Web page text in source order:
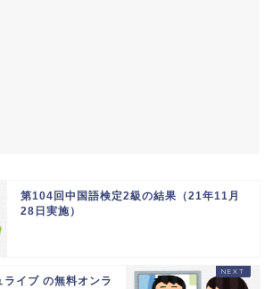
第104回中国語検定2級の結果（21年11月
28日実施）
ライブ の無料オンラ